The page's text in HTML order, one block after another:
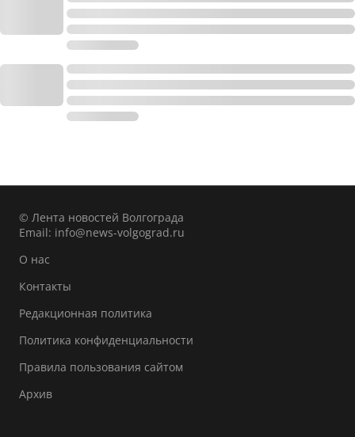
© Лента новостей Волгограда
Email: info@news-volgograd.ru
О нас
Контакты
Редакционная политика
Политика конфиденциальности
Правила пользования сайтом
Архив